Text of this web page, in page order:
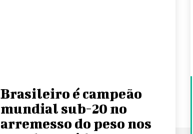
Brasileiro é campeão
mundial sub-20 no
arremesso do peso nos